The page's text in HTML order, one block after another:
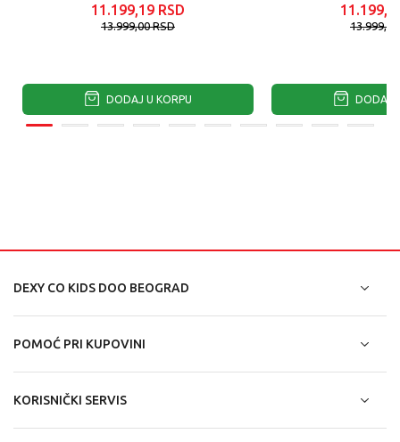
11.199,19 RSD
13.999,00RSD
DODAJ U KORPU DODAJ
DEXY CO KIDS DOO BEOGRAD
POMOĆ PRI KUPOVINI
KORISNIČKI SERVIS